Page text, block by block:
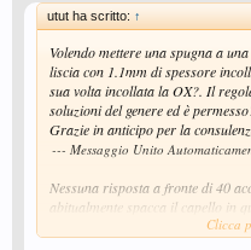
utut ha scritto: ↑
Volendo mettere una spugna a
liscia con 1.1mm di spessore
sua volta incollata la OX?. Il
soluzioni del genere ed è
Grazie in anticipo per la
--- Messaggio Unito
Nessuna risposta a fronte di 40
abitualmente spacca il capello in
Clicca